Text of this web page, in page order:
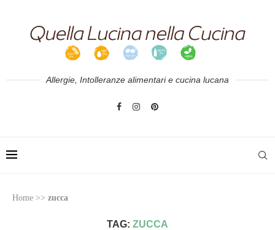
Allergie, Intolleranze alimentari e cucina lucana
Home >> zucca
TAG: ZUCCA